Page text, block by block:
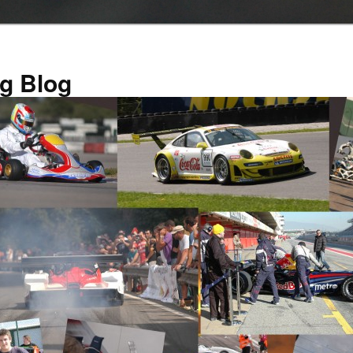
Blog